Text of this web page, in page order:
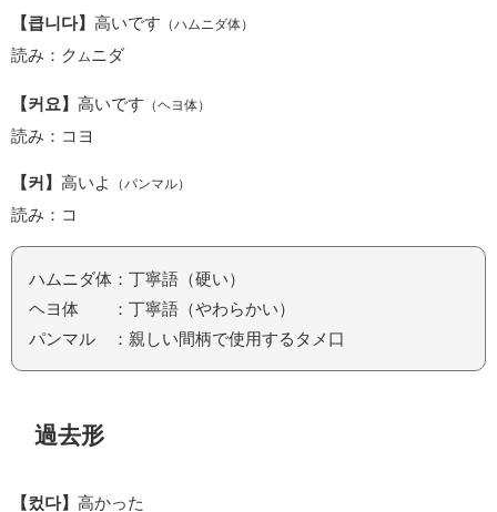
【큽니다】 高いです （ハムニダ体）
読み：ク ムニダ
【커요】 高いです （ヘヨ体）
読み：コヨ
【커】 高いよ （パンマル）
読み：コ
ハムニダ体：丁寧語（硬い）
ヘヨ体 ：丁寧語（やわらかい）
パンマル ：親しい間柄で使用するタメ口
過去形
【컸다】 高かった